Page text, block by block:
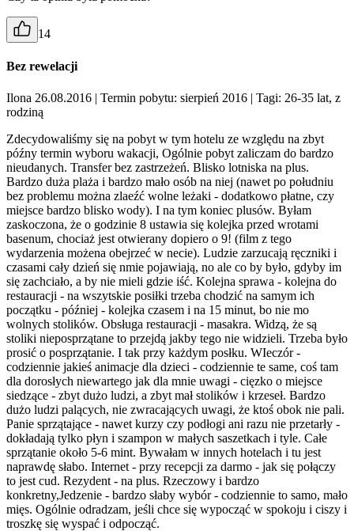
14
Bez rewelacji
Ilona 26.08.2016 | Termin pobytu: sierpień 2016 | Tagi: 26-35 lat, z
rodziną
Zdecydowaliśmy się na pobyt w tym hotelu ze względu na zbyt
późny termin wyboru wakacji, Ogólnie pobyt zaliczam do bardzo
nieudanych. Transfer bez zastrzeżeń. Blisko lotniska na plus.
Bardzo duża plaża i bardzo mało osób na niej (nawet po południu
bez problemu można zlaeźć wolne leżaki - dodatkowo płatne, czy
miejsce bardzo blisko wody). I na tym koniec plusów. Byłam
zaskoczona, że o godzinie 8 ustawia się kolejka przed wrotami
basenum, chociaż jest otwierany dopiero o 9! (film z tego
wydarzenia możena obejrzeć w necie). Ludzie zarzucają ręczniki i
czasami cały dzień się nmie pojawiają, no ale co by było, gdyby im
się zachciało, a by nie mieli gdzie iść. Kolejna sprawa - kolejna do
restauracji - na wszytskie posiłki trzeba chodzić na samym ich
początku - później - kolejka czasem i na 15 minut, bo nie mo
wolnych stolików. Obsługa restauracji - masakra. Widzą, że są
stoliki nieposprzątane to przejdą jakby tego nie widzieli. Trzeba było
prosić o posprzątanie. I tak przy każdym posłku. WIeczór -
codziennie jakieś animacje dla dzieci - codziennie te same, coś tam
dla dorosłych niewartego jak dla mnie uwagi - cięzko o miejsce
siedzące - zbyt dużo ludzi, a zbyt mał stolików i krzeseł. Bardzo
dużo ludzi palących, nie zwracających uwagi, że ktoś obok nie pali.
Panie sprzątające - nawet kurzy czy podłogi ani razu nie przetarły -
dokładają tylko płyn i szampon w małych saszetkach i tyle. Całe
sprzątanie około 5-6 mint. Bywałam w innych hotelach i tu jest
naprawdę słabo. Internet - przy recepcji za darmo - jak się połączy
to jest cud. Rezydent - na plus. Rzeczowy i bardzo
konkretny,Jedzenie - bardzo słaby wybór - codziennie to samo, mało
mięs. Ogólnie odradzam, jeśli chce się wypocząć w spokoju i ciszy i
troszkę się wyspać i odpocząć.